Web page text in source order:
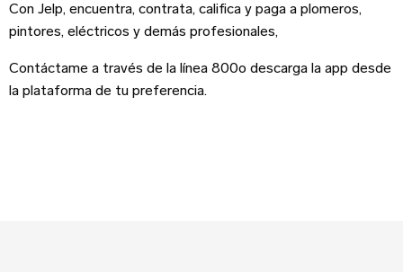
Con Jelp, encuentra, contrata, califica y paga a plomeros,
pintores, eléctricos y demás profesionales,
Contáctame a través de la línea 800o descarga la app desde
la plataforma de tu preferencia.
Nombre *
Sitio web
Correo Electrónico